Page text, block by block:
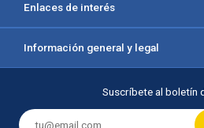
Enlaces de interés
Información general y legal
Suscríbete al boletín